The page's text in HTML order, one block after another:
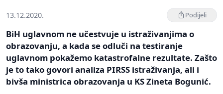
13.12.2020. Podijeli
BiH uglavnom ne učestvuje u istraživanjima o
obrazovanju, a kada se odluči na testiranje
uglavnom pokažemo katastrofalne rezultate. Zašto
je to tako govori analiza PIRSS istraživanja, ali i
bivša ministrica obrazovanja u KS Zineta Bogunić.